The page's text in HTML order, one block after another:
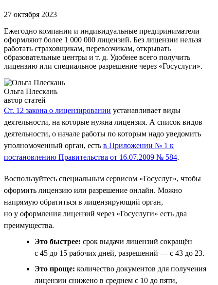
27 октября 2023
Ежегодно компании и индивидуальные предприниматели
оформляют более 1 000 000 лицензий. Без лицензии нельзя
работать страховщикам, перевозчикам, открывать
образовательные центры и т. д. Удобнее всего получить
лицензию или специальное разрешение через «Госуслуги».
Ольга Плескань
автор статей
Ст. 12 закона о лицензировании устанавливает виды
деятельности, на которые нужна лицензия. А список видов
деятельности, о начале работы по которым надо уведомить
уполномоченный орган, есть в Приложении № 1 к
постановлению Правительства от 16.07.2009 № 584.
Воспользуйтесь специальным сервисом «Госуслуг», чтобы
оформить лицензию или разрешение онлайн. Можно
напрямую обратиться в лицензирующий орган,
но у оформления лицензий через «Госуслуги» есть два
преимущества.
Это быстрее: срок выдачи лицензий сокращён
с 45 до 15 рабочих дней, разрешений — с 43 до 23.
Это проще: количество документов для получения
лицензии снижено в среднем с 10 до пяти,